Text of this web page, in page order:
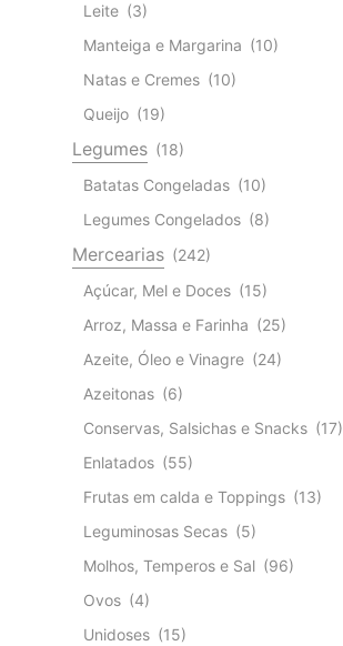
Leite (3)
Manteiga e Margarina (10)
Natas e Cremes (10)
Queijo (19)
Legumes (18)
Batatas Congeladas (10)
Legumes Congelados (8)
Mercearias (242)
Açúcar, Mel e Doces (15)
Arroz, Massa e Farinha (25)
Azeite, Óleo e Vinagre (24)
Azeitonas (6)
Conservas, Salsichas e Snacks (17)
Enlatados (55)
Frutas em calda e Toppings (13)
Leguminosas Secas (5)
Molhos, Temperos e Sal (96)
Ovos (4)
Unidoses (15)